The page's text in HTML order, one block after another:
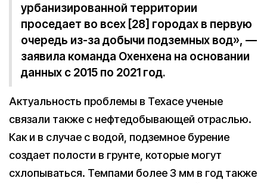
урбанизированной территории
проседает во всех [28] городах в первую
очередь из-за добычи подземных вод», —
заявила команда Охенхена на основании
данных с 2015 по 2021 год.
Актуальность проблемы в Техасе ученые
связали также с нефтедобывающей отраслью.
Как и в случае с водой, подземное бурение
создает полости в грунте, которые могут
схлопываться. Темпами более 3 мм в год также